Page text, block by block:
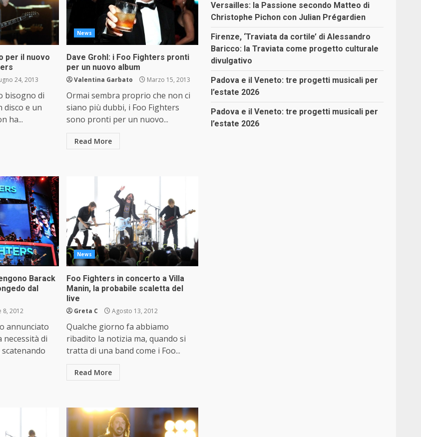
per il nuovo
24, 2013
bisogno di
disco e un
ha...
News
Dave Grohl: i Foo Fighters pronti
per un nuovo album
Valentina Garbato Marzo 15, 2013
Ormai sembra proprio che non ci
siano più dubbi, i Foo Fighters
sono pronti per un nuovo...
Read More
Barack
dal
8, 2012
annunciato
necessità di
News
Foo Fighters in concerto a Villa
Manin, la probabile scaletta del
live
Greta C Agosto 13, 2012
Qualche giorno fa abbiamo
ribadito la notizia ma, quando si
tratta di una band come i Foo...
Read More
Versailles: la Passione secondo Matteo di
Christophe Pichon con Julian Prégardien
Firenze, ‘Traviata da cortile’ di Alessandro
Baricco: la Traviata come progetto culturale
divulgativo
Padova e il Veneto: tre progetti musicali per
l’estate 2026
Padova e il Veneto: tre progetti musicali per
l’estate 2026